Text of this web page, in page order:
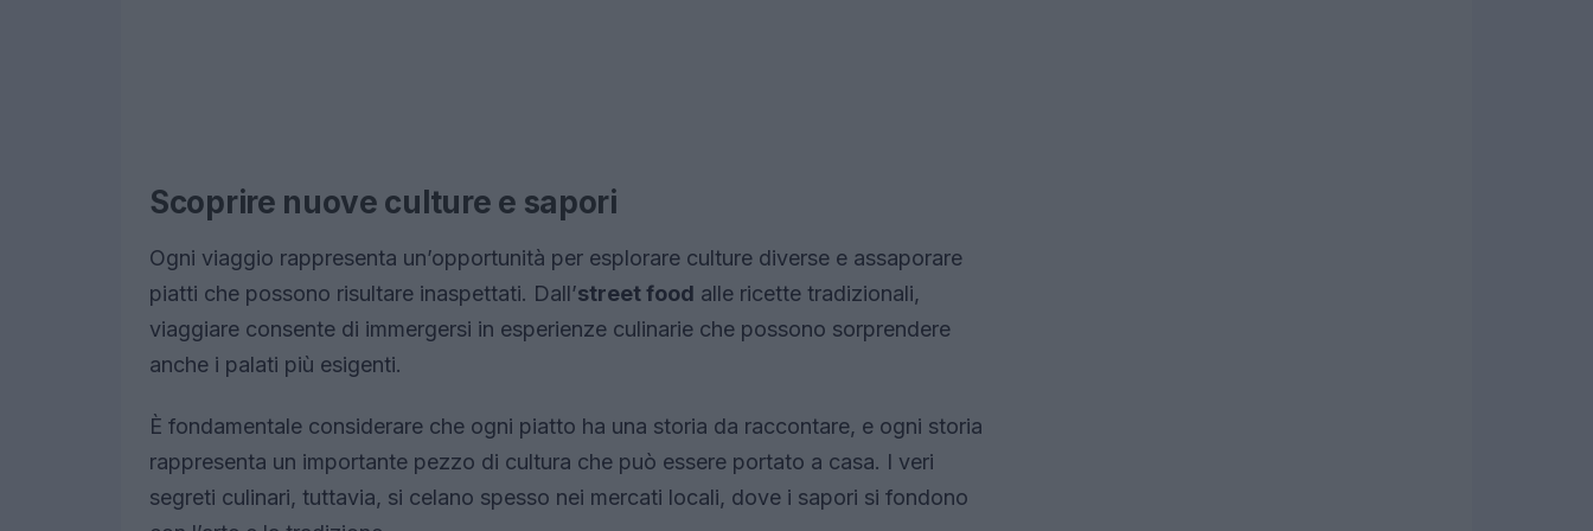
Scoprire nuove culture e sapori
Ogni viaggio rappresenta un’opportunità per esplorare culture diverse e assaporare
piatti che possono risultare inaspettati. Dall’street food alle ricette tradizionali,
viaggiare consente di immergersi in esperienze culinarie che possono sorprendere
anche i palati più esigenti.
È fondamentale considerare che ogni piatto ha una storia da raccontare, e ogni storia
rappresenta un importante pezzo di cultura che può essere portato a casa. I veri
segreti culinari, tuttavia, si celano spesso nei mercati locali, dove i sapori si fondono